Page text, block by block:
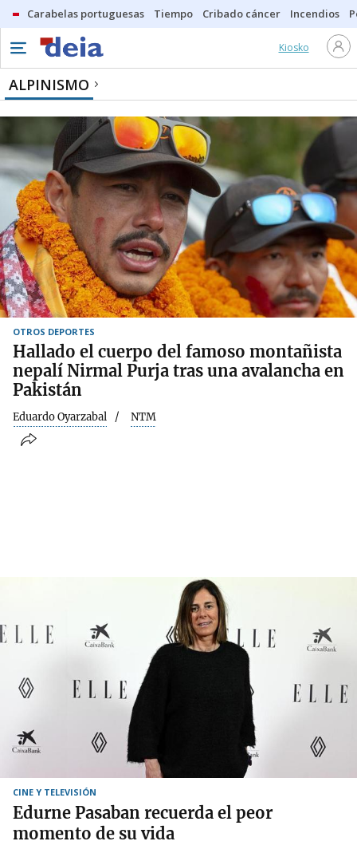
Carabelas portuguesas Tiempo Cribado cáncer Incendios
Kiosko
ALPINISMO
OTROS DEPORTES
Hallado el cuerpo del famoso montañista
nepalí Nirmal Purja tras una avalancha en
Pakistán
Eduardo Oyarzabal NTM
CINE Y TELEVISIÓN
Edurne Pasaban recuerda el peor
momento de su vida